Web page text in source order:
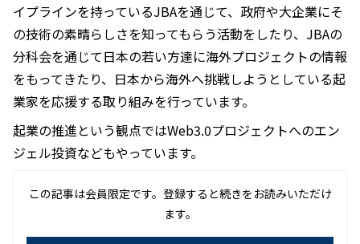
イプラインを持っているJBAを通じて、政府や大企業にそ
の技術の素晴らしさを知ってもらう活動をしたり、JBAの
分科会を通じて日本の若い方達に海外プロジェクトの情報
をもってきたり、日本から海外へ挑戦しようとしている起
業家を応援する取り組みを行っています。
起業の推進という観点ではWeb3.0プロジェクトへのエン
ジェル投資などもやっています。
この記事は会員限定です。登録すると続きをお読みいただけ
ます。